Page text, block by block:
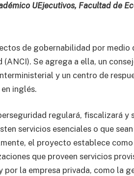
UEjecutivos, Facultad de
de gobernabilidad por medio
(ANCI). Se agrega a ella, un
y un centro de
inglés.
regulará, fiscalizará y
servicios esenciales o que
el proyecto establece
que proveen servicios
la empresa privada, como la